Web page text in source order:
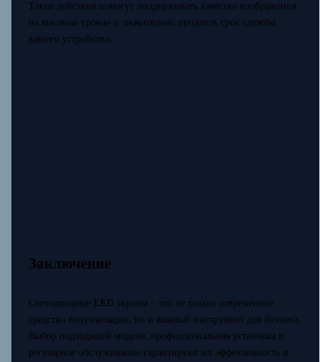
Такие действия помогут поддерживать качество изображения
на высоком уровне и значительно продлить срок службы
вашего устройства.
Заключение
Светодиодные LED экраны – это не только современное
средство визуализации, но и важный инструмент для бизнеса.
Выбор подходящей модели, профессиональная установка и
регулярное обслуживание гарантируют их эффективность и